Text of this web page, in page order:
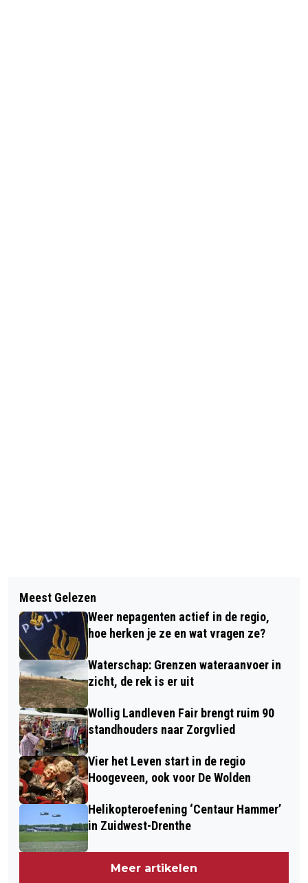
DRENTHE INVESTEERT IN BETERE
ONDERWIJSKANSEN VOOR JONGE
NIEUWKOMERS
GOUDEN KNOPENTOCHT 2026 VOERT
DEELNEMERS DOOR FRIESLAND
Meest Gelezen
Weer nepagenten actief in de regio,
hoe herken je ze en wat vragen ze?
Waterschap: Grenzen wateraanvoer in
zicht, de rek is er uit
Wollig Landleven Fair brengt ruim 90
standhouders naar Zorgvlied
Vier het Leven start in de regio
Hoogeveen, ook voor De Wolden
Helikopteroefening ‘Centaur Hammer’
in Zuidwest-Drenthe
Meer artikelen